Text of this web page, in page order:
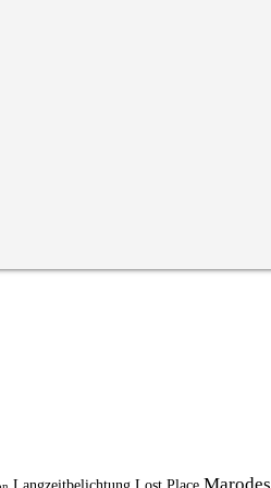
Langzeitbelichtung Lost Place Marodes